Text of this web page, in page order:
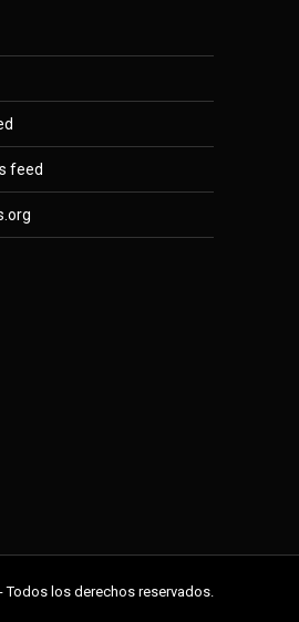
feed
Todos los derechos reservados.